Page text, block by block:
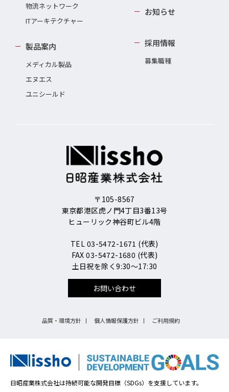
〒105-8567
東京都港区虎ノ門4丁目3番13号
ヒューリック神谷町ビル4階
TEL 03-5472-1671 (代表)
FAX 03-5472-1680 (代表)
土日祝を除く9:30～17:30
お問い合わせ
物流ネットワーク
ITアーキテクチャー
製品案内
メディカル製品
エヌエス
ユニシールド
お知らせ
採用情報
募集職種
品質・環境方針 個人情報保護方針 ご利用規約
日昭産業株式会社は持続可能な開発目標（SDGs）を支援しています。